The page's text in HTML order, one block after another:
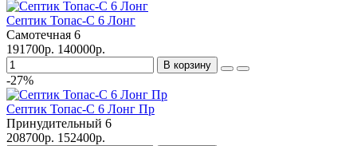
Септик Топас-С 6 Лонг
Самотечная 6
191700р. 140000р.
В корзину
-27%
Септик Топас-С 6 Лонг Пр
Принудительный 6
208700р. 152400р.